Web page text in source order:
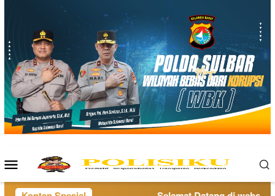
Menu
Mobile